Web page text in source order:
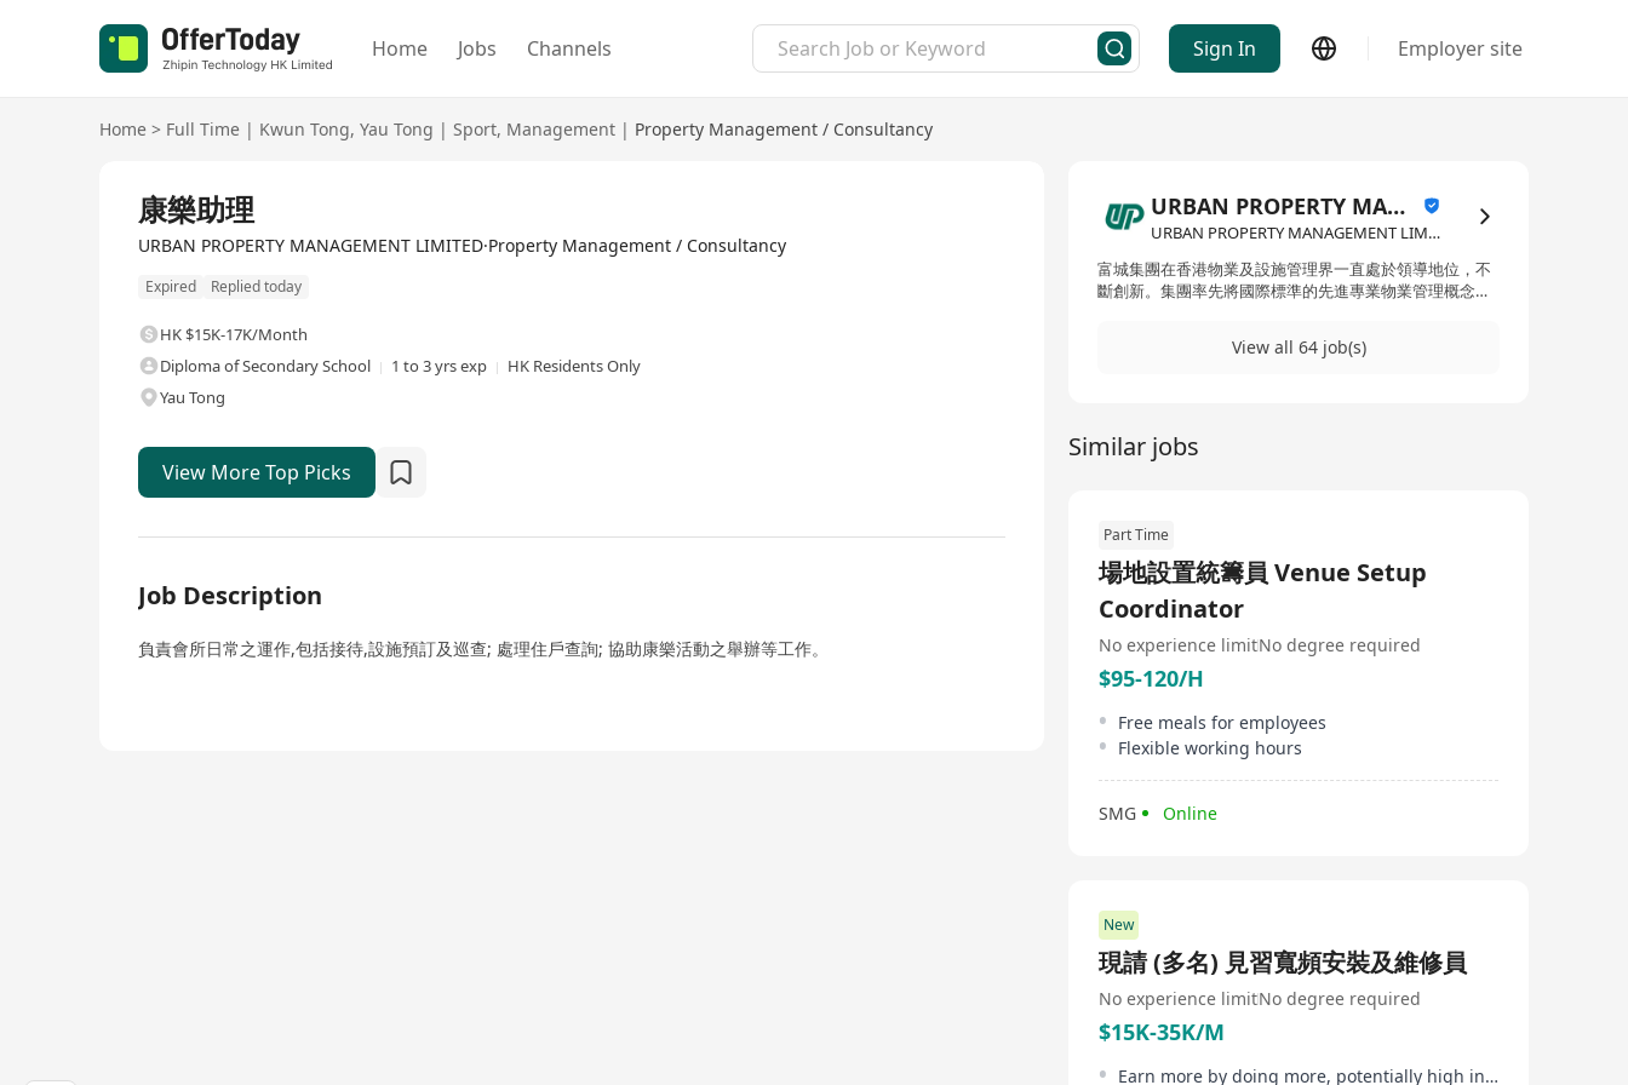
Home Jobs Channels Sign In Employer site
Home > Full Time | Kwun Tong, Yau Tong | Sport, Management | Property Management / Consultancy
康樂助理
URBAN PROPERTY MANAGEMENT LIMITED·Property Management / Consultancy
Expired Replied today
HK $15K-17K/Month
Diploma of Secondary School
1 to 3 yrs exp
HK Residents Only
Yau Tong
View More Top Picks
Job Description
負責會所日常之運作,包括接待,設施預訂及巡查; 處理住戶查詢; 協助康樂活動之舉辦等工作。
URBAN PROPERTY MANAGEMENT LIMITED
URBAN PROPERTY MANAGEMENT LIMITED·Property Management / Consultancy
富城集團在香港物業及設施管理界一直處於領導地位，不
斷創新。集團率先將國際標準的先進專業物業管理概念引
優質管理的良好聲譽。在1981年，富城物業管理有限公司
司，逐漸增長成一個龐大的物業資產及設施管理集團，為
客戶提供多元化的服務。富城的業務除了物業資產及設施
個層面，並已在香港綜合性住宅物業資產上穩佔最大的市
萬市民提供專業管理服務。透過龐大的管理範圍所產生的
協同效應和成本效益，富城現已成為香港最大的物業資產
及設施管理集團之一。
View all 64 job(s)
Similar jobs
Part Time
場地設置統籌員 Venue Setup
Coordinator
No experience limitNo degree required
$95-120/H
Free meals for employees
Flexible working hours
SMG Online
New
現請 (多名) 見習寬頻安裝及維修員
No experience limitNo degree required
$15K-35K/M
Earn more by doing more, potentially high income